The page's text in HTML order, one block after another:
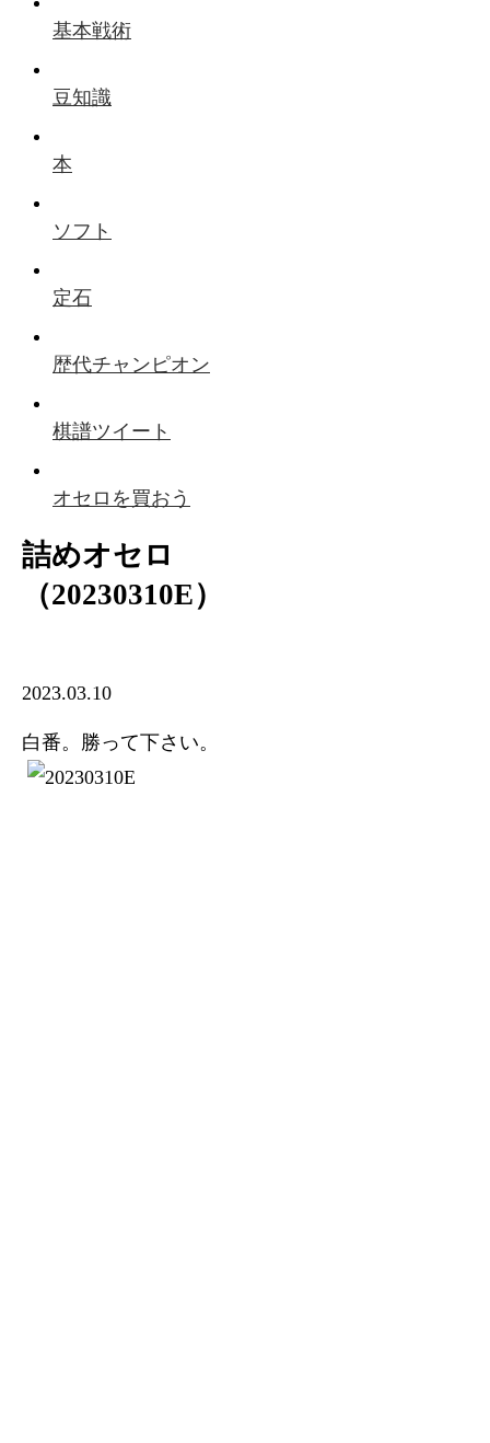
基本戦術
豆知識
本
ソフト
定石
歴代チャンピオン
棋譜ツイート
オセロを買おう
詰めオセロ
（20230310E）
2023.03.10
白番。勝って下さい。